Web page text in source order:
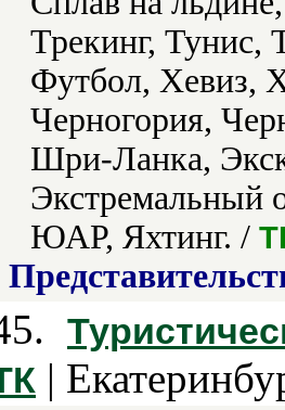
Трекинг,
Футбол, Хевиз,
Черногория,
Шри-Ланка,
Экстремальный
ЮАР, Яхтинг. /
|